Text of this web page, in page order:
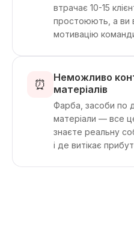
втрачає 10-15
простоюють, а ви
мотивацію
⏰
Неможливо
матеріалів
Фарба, засоби по
матеріали — все
знаєте реальну
і де витікає